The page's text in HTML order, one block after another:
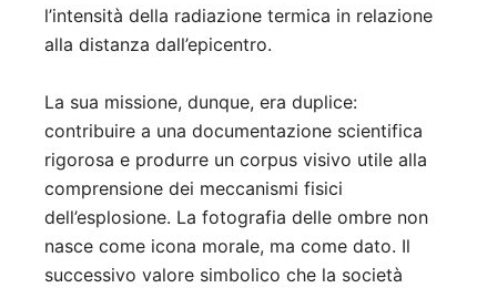
l’intensità della radiazione termica in relazione
alla distanza dall’epicentro.
La sua missione, dunque, era duplice:
contribuire a una documentazione scientifica
rigorosa e produrre un corpus visivo utile alla
comprensione dei meccanismi fisici
dell’esplosione. La fotografia delle ombre non
nasce come icona morale, ma come dato. Il
successivo valore simbolico che la società